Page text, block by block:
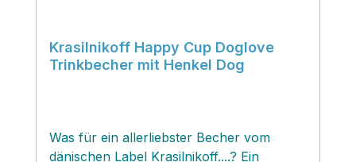
Krasilnikoff Happy Cup Doglove
Trinkbecher mit Henkel Dog
Was für ein allerliebster Becher vom
dänischen Label Krasilnikoff....? Ein